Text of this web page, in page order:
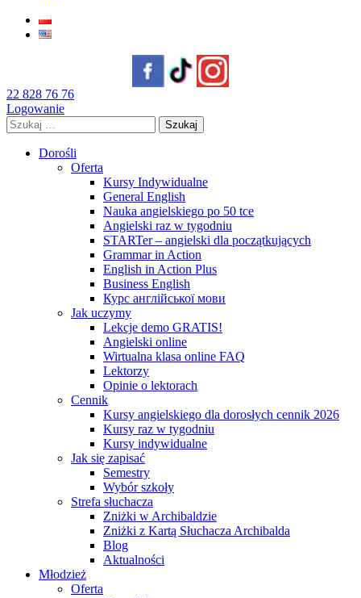
22 828 76 76
Logowanie
Szukaj:
Dorośli
Oferta
Kursy Indywidualne
General English
Nauka angielskiego po 50 tce
Angielski raz w tygodniu
STARTer – angielski dla początkujących
Grammar in Action
English in Action Plus
Business English
Курс англійської мови
Jak uczymy
Lekcje demo GRATIS!
Angielski online
Wirtualna klasa online FAQ
Lektorzy
Opinie o lektorach
Cennik
Kursy angielskiego dla dorosłych cennik 2026
Kursy raz w tygodniu
Kursy indywidualne
Jak się zapisać
Semestry
Wybór szkoły
Strefa słuchacza
Zniżki w Archibaldzie
Zniżki z Kartą Słuchacza Archibalda
Blog
Aktualności
Młodzież
Oferta